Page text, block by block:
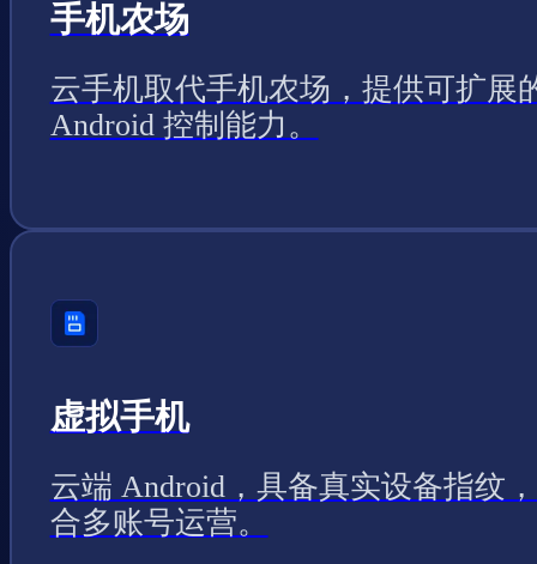
手机农场
云手机取代手机农场，提供可扩展
Android 控制能力。
虚拟手机
云端 Android，具备真实设备指纹
合多账号运营。